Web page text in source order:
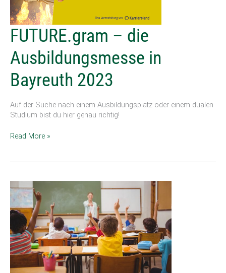
FUTURE.gram – die
Ausbildungsmesse in
Bayreuth 2023
Auf der Suche nach einem Ausbildungsplatz oder einem dualen
Studium bist du hier genau richtig!
FUTURE.gram
–
die
Ausbildungsmesse
Bayreuth
Read More »